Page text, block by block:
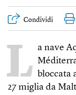
Condividi
L a nave
bloccata
27 miglia da